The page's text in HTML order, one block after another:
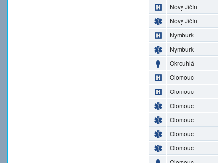
Nový Jičín
Nový Jičín
Nymburk
Nymburk
Okrouhlá
Olomouc
Olomouc
Olomouc
Olomouc
Olomouc
Olomouc